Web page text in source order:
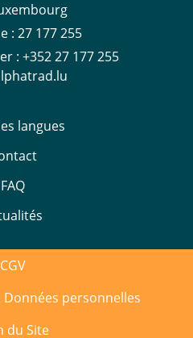
: 27 177 255
: +352 27 177 255
langues
FAQ
CGV
personnelles
du Site